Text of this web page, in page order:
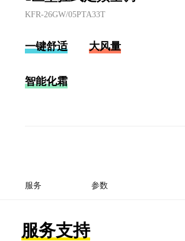
KFR-26GW/05PTA33T
一键舒适 大风量
智能化霜
服务 参数
服务支持